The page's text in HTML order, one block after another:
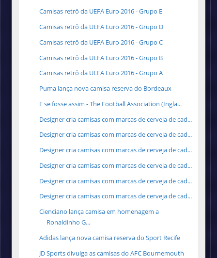
Camisas retrô da UEFA Euro 2016 - Grupo E
Camisas retrô da UEFA Euro 2016 - Grupo D
Camisas retrô da UEFA Euro 2016 - Grupo C
Camisas retrô da UEFA Euro 2016 - Grupo B
Camisas retrô da UEFA Euro 2016 - Grupo A
Puma lança nova camisa reserva do Bordeaux
E se fosse assim - The Football Association (Ingla...
Designer cria camisas com marcas de cerveja de cad...
Designer cria camisas com marcas de cerveja de cad...
Designer cria camisas com marcas de cerveja de cad...
Designer cria camisas com marcas de cerveja de cad...
Designer cria camisas com marcas de cerveja de cad...
Designer cria camisas com marcas de cerveja de cad...
Cienciano lança camisa em homenagem a
Ronaldinho G...
Adidas lança nova camisa reserva do Sport Recife
JD Sports divulga as camisas do AFC Bournemouth